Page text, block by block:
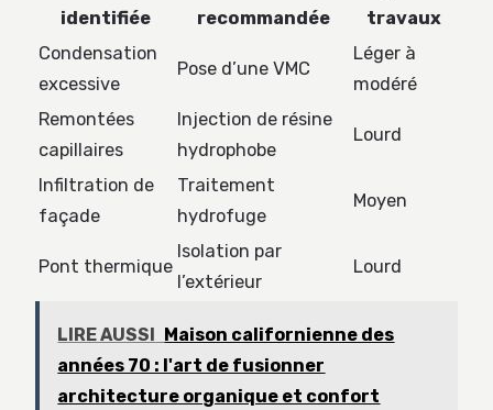
identifiée
recommandée
travaux
Condensation
excessive
Pose d’une VMC
Léger à
modéré
Remontées
capillaires
Injection de résine
hydrophobe
Lourd
Infiltration de
façade
Traitement
hydrofuge
Moyen
Pont thermique
Isolation par
l’extérieur
Lourd
LIRE AUSSI Maison californienne des
années 70 : l'art de fusionner
architecture organique et confort